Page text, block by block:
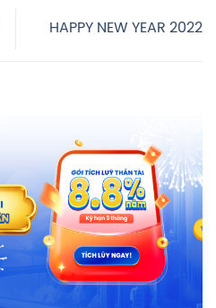
HAPPY NEW YEAR 2022